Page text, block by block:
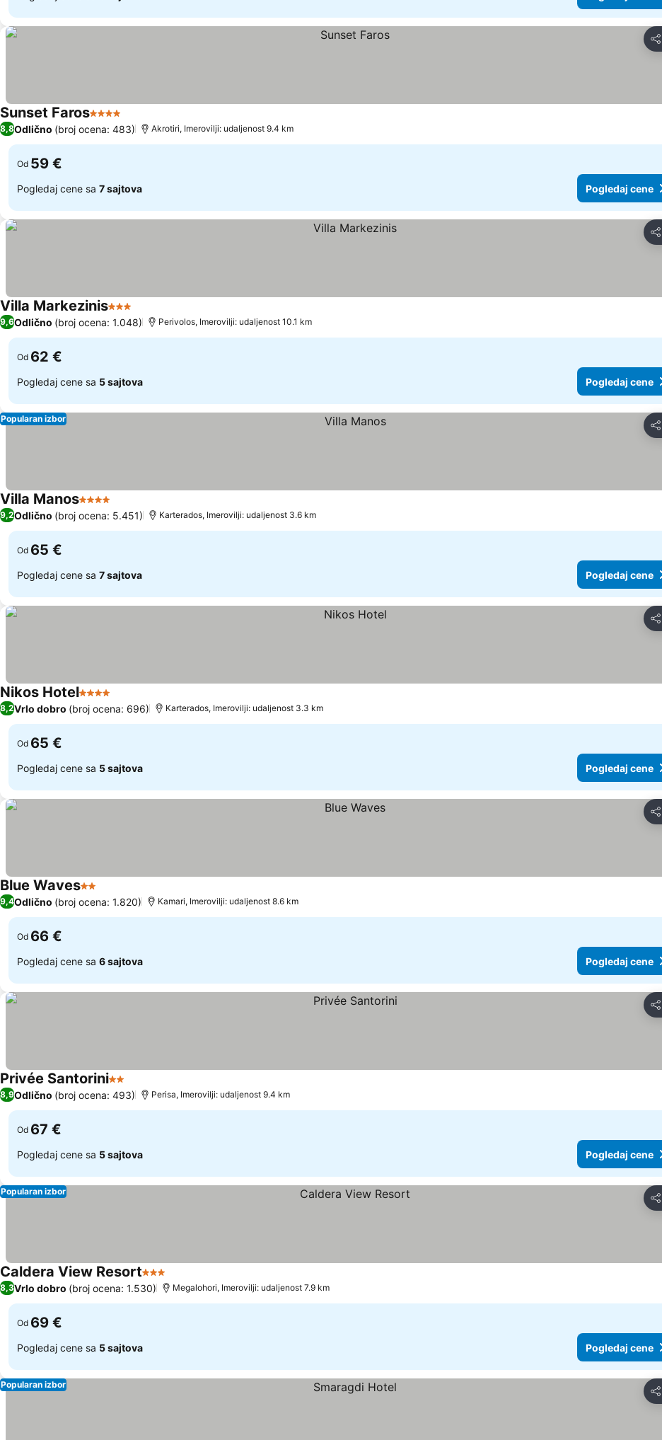
Deli
Sunset Faros4 ZvezdicePogledaj cene
8,8Odlično (broj ocena: 483) Akrotiri, Imerovilji: udaljenost 9.4 km
Od 59 €
Pogledaj cene sa 7 sajtova Pogledaj cene
Deli
Villa Markezinis3 ZvezdicePogledaj cene
9,6Odlično (broj ocena: 1.048) Perivolos, Imerovilji: udaljenost 10.1 km
Od 62 €
Pogledaj cene sa 5 sajtova Pogledaj cene
Deli
Popularan izbor
Villa Manos4 ZvezdicePogledaj cene
9,2Odlično (broj ocena: 5.451) Karterados, Imerovilji: udaljenost 3.6 km
Od 65 €
Pogledaj cene sa 7 sajtova Pogledaj cene
Deli
Nikos Hotel4 ZvezdicePogledaj cene
8,2Vrlo dobro (broj ocena: 696) Karterados, Imerovilji: udaljenost 3.3 km
Od 65 €
Pogledaj cene sa 5 sajtova Pogledaj cene
Deli
Blue Waves2 ZvezdicePogledaj cene
9,4Odlično (broj ocena: 1.820) Kamari, Imerovilji: udaljenost 8.6 km
Od 66 €
Pogledaj cene sa 6 sajtova Pogledaj cene
Deli
Privée Santorini2 ZvezdicePogledaj cene
8,9Odlično (broj ocena: 493) Perisa, Imerovilji: udaljenost 9.4 km
Od 67 €
Pogledaj cene sa 5 sajtova Pogledaj cene
Deli
Popularan izbor
Caldera View Resort3 ZvezdicePogledaj cene
8,3Vrlo dobro (broj ocena: 1.530) Megalohori, Imerovilji: udaljenost 7.9 km
Od 69 €
Pogledaj cene sa 5 sajtova Pogledaj cene
Deli
Popularan izbor